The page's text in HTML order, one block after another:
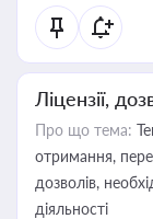
Ліцензії,
Про що тема:
отримання,
дозволів,
діяльності